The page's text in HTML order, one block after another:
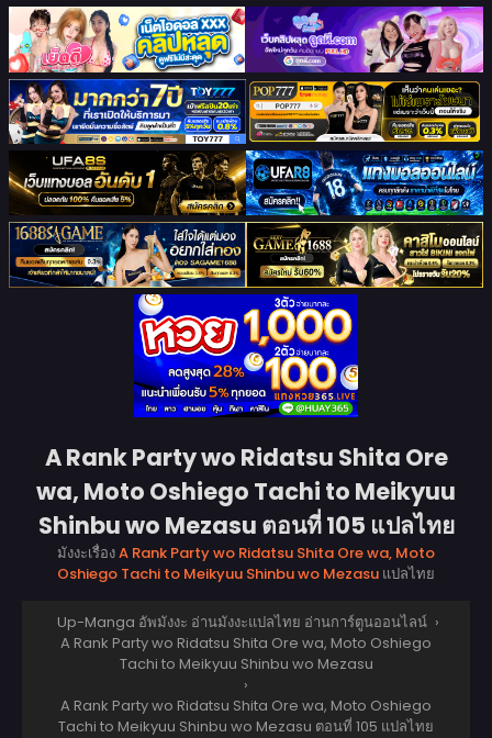
A Rank Party wo Ridatsu Shita Ore
wa, Moto Oshiego Tachi to Meikyuu
Shinbu wo Mezasu ตอนที่ 105 แปลไทย
มังงะเรื่องA Rank Party wo Ridatsu Shita Ore wa, Moto
Oshiego Tachi to Meikyuu Shinbu wo Mezasu แปลไทย
Up-Manga อัพมังงะ อ่านมังงะแปลไทย อ่านการ์ตูนออนไลน์ ›
A Rank Party wo Ridatsu Shita Ore wa, Moto Oshiego
Tachi to Meikyuu Shinbu wo Mezasu
›
A Rank Party wo Ridatsu Shita Ore wa, Moto Oshiego
Tachi to Meikyuu Shinbu wo Mezasu ตอนที่ 105 แปลไทย